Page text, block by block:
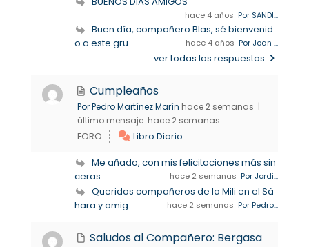
hace 4 años Por SANDI...
Buen día, compañero Blas, sé bienvenid
o a este gru...
hace 4 años Por Joan ...
ver todas las respuestas
Cumpleaños
Por Pedro Martínez Marín hace 2 semanas |
último mensaje: hace 2 semanas
FORO
Libro Diario
Me añado, con mis felicitaciones más sin
ceras. ...
hace 2 semanas Por Jordi...
Queridos compañeros de la Mili en el Sá
hara y amig...
hace 2 semanas Por Pedro...
Saludos al Compañero: Bergasa